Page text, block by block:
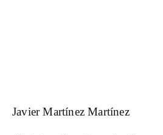
Javier Martínez Martínez